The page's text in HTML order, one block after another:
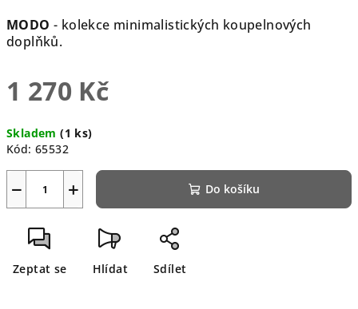
MODO - kolekce minimalistických koupelnových
doplňků.
1 270 Kč
cena:
Skladem(1 ks)
Kód: 65532
+
− Do košíku
Zeptat se Hlídat Sdílet